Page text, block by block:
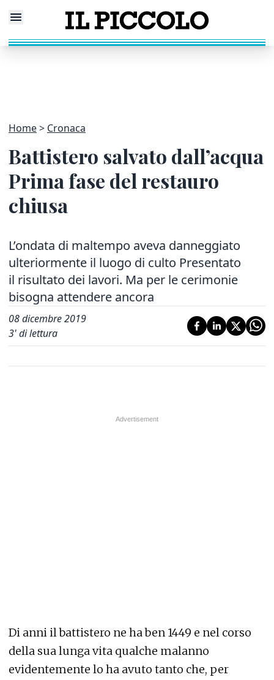
Home Cronaca
Battistero salvato dall’acqua
Prima fase del restauro
chiusa
L’ondata di maltempo aveva danneggiato
ulteriormente il luogo di culto Presentato
il risultato dei lavori. Ma per le cerimonie
bisogna attendere ancora
08 dicembre 2019
3' di lettura
Di anni il battistero ne ha ben 1449 e nel corso
della sua lunga vita qualche malanno
evidentemente lo ha avuto tanto che, per